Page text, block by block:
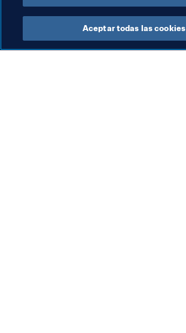
Aceptar todas las cookies